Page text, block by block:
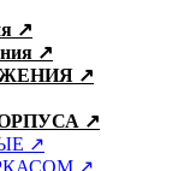
↗
↗
↗
↗
↗